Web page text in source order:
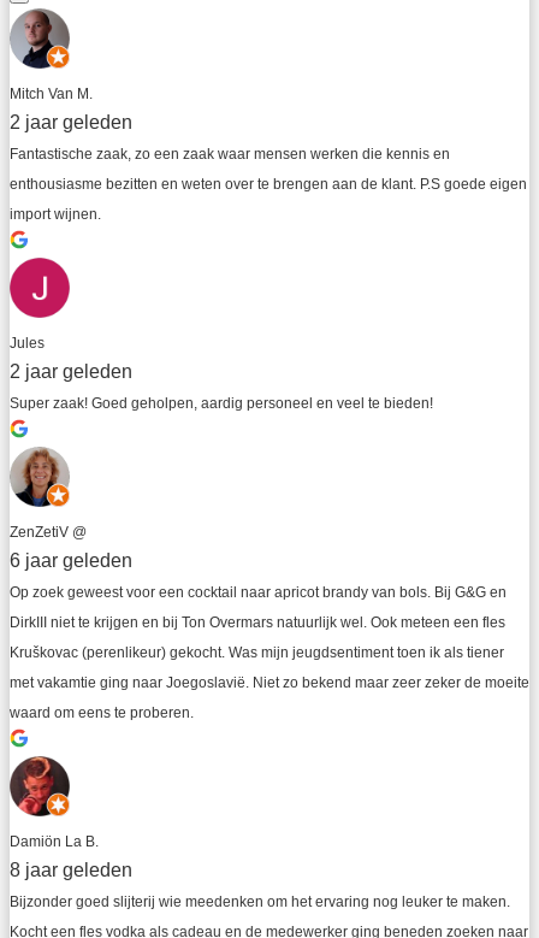
Mitch Van M.
2 jaar geleden
Fantastische zaak, zo een zaak waar mensen werken die kennis en
enthousiasme bezitten en weten over te brengen aan de klant. P.S goede eigen
import wijnen.
Jules
2 jaar geleden
Super zaak! Goed geholpen, aardig personeel en veel te bieden!
ZenZetiV @
6 jaar geleden
Op zoek geweest voor een cocktail naar apricot brandy van bols. Bij G&G en
DirkIII niet te krijgen en bij Ton Overmars natuurlijk wel. Ook meteen een fles
Kruškovac (perenlikeur) gekocht. Was mijn jeugdsentiment toen ik als tiener
met vakamtie ging naar Joegoslavië. Niet zo bekend maar zeer zeker de moeite
waard om eens te proberen.
Damiön La B.
8 jaar geleden
Bijzonder goed slijterij wie meedenken om het ervaring nog leuker te maken.
Kocht een fles vodka als cadeau en de medewerker ging beneden zoeken naar